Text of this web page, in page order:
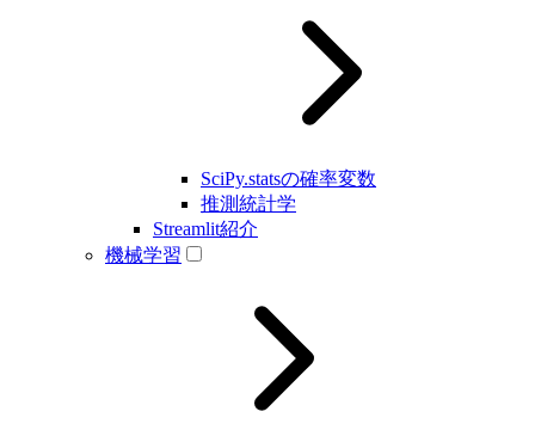
SciPy.statsの確率変数
推測統計学
Streamlit紹介
機械学習